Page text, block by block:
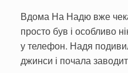
Вдома На Надю вже
просто був і особливо
у телефон. Надя
джинси і почала